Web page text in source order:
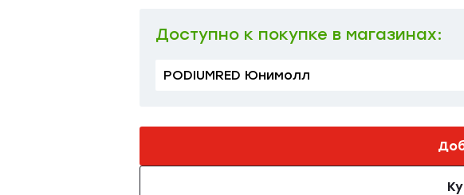
Доступно к покупке в магазинах:
PODIUMRED Юнимолл